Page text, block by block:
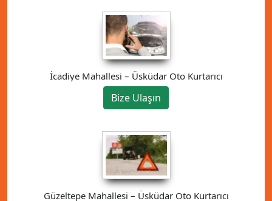
İcadiye Mahallesi – Üsküdar Oto Kurtarıcı
Bize Ulaşın
Güzeltepe Mahallesi – Üsküdar Oto Kurtarıcı